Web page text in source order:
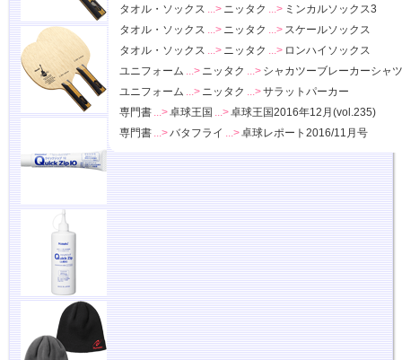
タオル・ソックス ...> ニッタク ...> ミンカルソックス3
タオル・ソックス ...> ニッタク ...> スケールソックス
タオル・ソックス ...> ニッタク ...> ロンハイソックス
ユニフォーム ...> ニッタク ...> シャカツーブレーカーシャツ
ユニフォーム ...> ニッタク ...>サラットパーカー
専門書 ...>卓球王国 ...>卓球王国2016年12月(vol.235)
専門書 ...>バタフライ ...>卓球レポート2016/11月号